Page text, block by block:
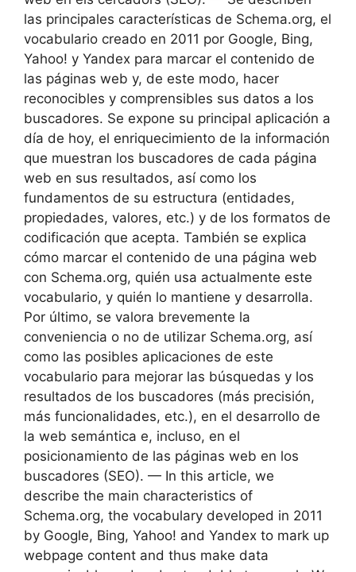
las principales características de Schema.org, el
vocabulario creado en 2011 por Google, Bing,
Yahoo! y Yandex para marcar el contenido de
las páginas web y, de este modo, hacer
reconocibles y comprensibles sus datos a los
buscadores. Se expone su principal aplicación a
día de hoy, el enriquecimiento de la información
que muestran los buscadores de cada página
web en sus resultados, así como los
fundamentos de su estructura (entidades,
propiedades, valores, etc.) y de los formatos de
codificación que acepta. También se explica
cómo marcar el contenido de una página web
con Schema.org, quién usa actualmente este
vocabulario, y quién lo mantiene y desarrolla.
Por último, se valora brevemente la
conveniencia o no de utilizar Schema.org, así
como las posibles aplicaciones de este
vocabulario para mejorar las búsquedas y los
resultados de los buscadores (más precisión,
más funcionalidades, etc.), en el desarrollo de
la web semántica e, incluso, en el
posicionamiento de las páginas web en los
buscadores (SEO). — In this article, we
describe the main characteristics of
Schema.org, the vocabulary developed in 2011
by Google, Bing, Yahoo! and Yandex to mark up
webpage content and thus make data